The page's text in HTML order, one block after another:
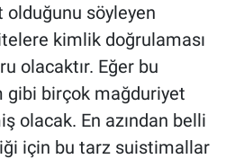
olduğunu söyleyen
kimlik doğrulaması
olacaktır. Eğer bu
gibi birçok mağduriyet
olacak. En azından belli
için bu tarz suistimallar